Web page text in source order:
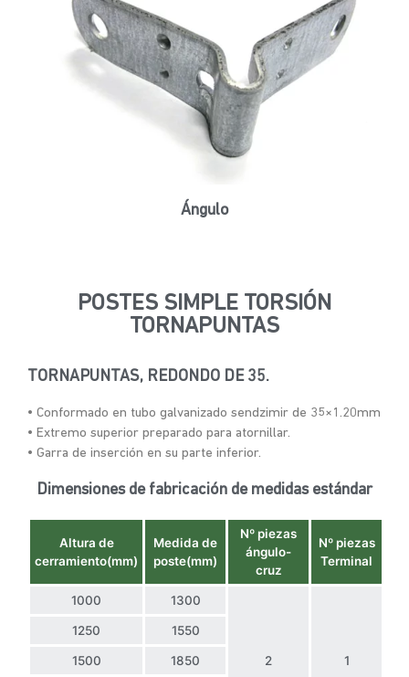
Ángulo
POSTES SIMPLE TORSIÓN
TORNAPUNTAS
TORNAPUNTAS, REDONDO DE 35.
• Conformado en tubo galvanizado sendzimir de 35×1.20mm
• Extremo superior preparado para atornillar.
• Garra de inserción en su parte inferior.
Dimensiones de fabricación de medidas estándar
Altura de
cerramiento(mm)
Medida de
poste(mm)
Nº piezas
ángulo-
cruz
Nº piezas
Terminal
1000 1300
2 1
1250 1550
1500 1850